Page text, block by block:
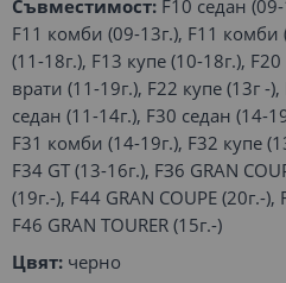
Съвместимост: F10 седан
F11 комби (09-13г.), F11 комби
(11-18г.), F13 купе (10-18г.),
врати (11-19г.), F22 купе (13г -
седан (11-14г.), F30 седан (14-
F31 комби (14-19г.), F32 купе
F34 GТ (13-16г.), FЗ6 GRAN
(19г.-), F44 GRAN COUPE (20г.-),
F46 GRAN TOURER (15г.-)
Цвят: черно